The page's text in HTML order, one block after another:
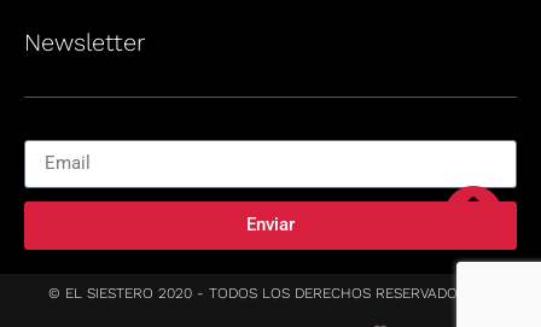
Newsletter
Enviar
© EL SIESTERO 2020 - TODOS LOS DERECHOS RESERVADOS